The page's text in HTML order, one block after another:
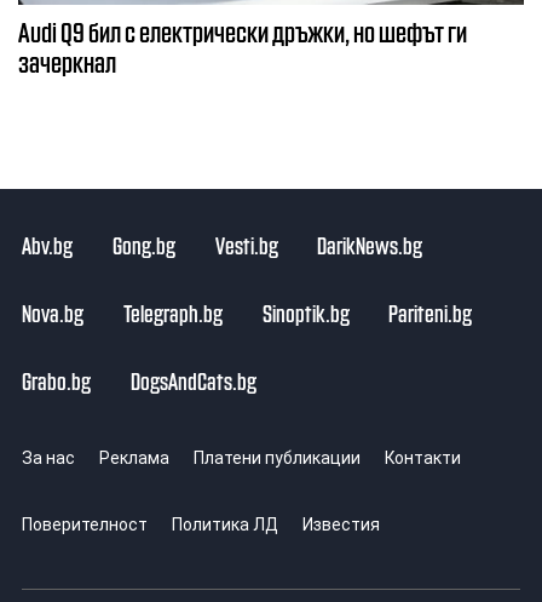
Audi Q9 бил с електрически дръжки, но шефът ги
зачеркнал
Abv.bg Gong.bg Vesti.bg DarikNews.bg
Nova.bg Telegraph.bg Sinoptik.bg Pariteni.bg
Grabo.bg DogsAndCats.bg
За нас Реклама Платени публикации Контакти
Поверителност Политика ЛД Известия